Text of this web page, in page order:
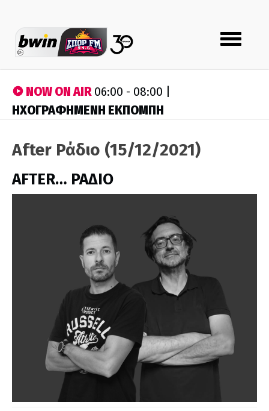
Toggle
navigation
NOW ON AIR06:00 - 08:00 |
ΗΧΟΓΡΑΦΗΜΕΝΗ ΕΚΠΟΜΠΗ
After Ράδιο (15/12/2021)
AFTER… ΡΑΔΙΟ